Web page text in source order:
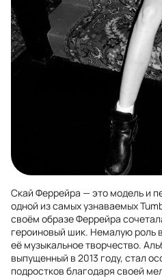
Скай Феррейра — это модель и
одной из самых узнаваемых
своём образе Феррейра
героиновый шик. Немалую роль
её музыкальное творчество.
выпущенный в 2013 году, стал
подростков благодаря своей